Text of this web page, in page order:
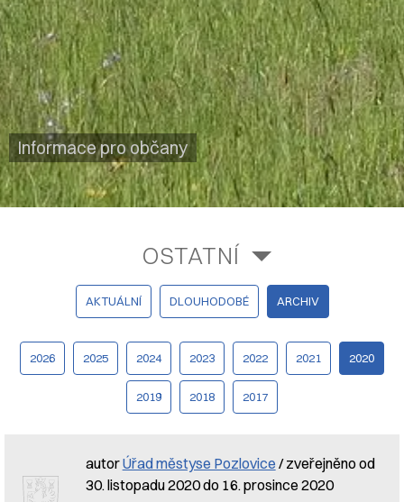
Informace pro občany
OSTATNÍ
AKTUÁLNÍ DLOUHODOBÉ ARCHIV
2026 2025 2024 2023 2022 2021 2020
2019 2018 2017
autorÚřad městyse Pozlovice / zveřejněno od
30. listopadu 2020 do 16. prosince 2020